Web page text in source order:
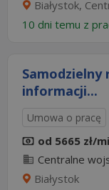
Białystok,
10 dni temu z
informacji...
Umowa o pracę
od 5665 zł/
Centralne
Białystok